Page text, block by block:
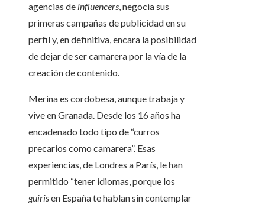
agencias de influencers, negocia sus
primeras campañas de publicidad en su
perfil y, en definitiva, encara la posibilidad
de dejar de ser camarera por la vía de la
creación de contenido.
Merina es cordobesa, aunque trabaja y
vive en Granada. Desde los 16 años ha
encadenado todo tipo de “curros
precarios como camarera”. Esas
experiencias, de Londres a París, le han
permitido “tener idiomas, porque los
guirisen España te hablan sin contemplar